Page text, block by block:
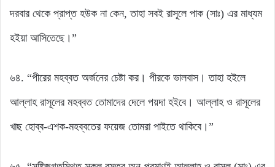
দরবার থেকে প্রাপ্ত হউক না কেন, তাহা সবই রাসূলে পাক (সাঃ) এর মাধ্যম
হইয়া আসিতেছে।”
৬৪. “পীরের মহব্বত অর্জনের চেষ্টা কর। পীরকে ভালবাস। তাহা হইলে
আল্লাহ রাসূলের মহব্বত তোমাদের দেলে পয়দা হইবে। আল্লাহ ও রাসূলের
খাছ হোব্ব-এশক-মহব্বতের ফয়েজ তোমরা পাইতে থাকিবে।”